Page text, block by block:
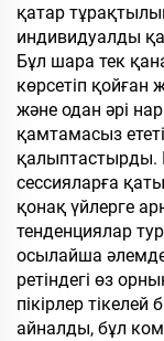
қатар
индивидуалды
Бұл шара тек
көрсетіп
және одан әрі
қамтамасыз
қалыптастырды.
сессияларға
қонақ үйлерге
тенденциялар
осылайша
ретіндегі өз
пікірлер
айналды, бұл